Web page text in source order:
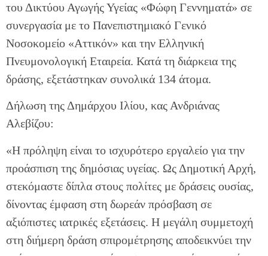
του Δικτύου Αγωγής Υγείας «Φώφη Γεννηματά» σε
συνεργασία με το Πανεπιστημιακό Γενικό
Νοσοκομείο «Αττικόν» και την Ελληνική
Πνευμονολογική Εταιρεία. Κατά τη διάρκεια της
δράσης, εξετάστηκαν συνολικά 134 άτομα.
Δήλωση της Δημάρχου Ιλίου, κας Ανδριάνας
Αλεβίζου:
«Η πρόληψη είναι το ισχυρότερο εργαλείο για την
προάσπιση της δημόσιας υγείας. Ως Δημοτική Αρχή,
στεκόμαστε δίπλα στους πολίτες με δράσεις ουσίας,
δίνοντας έμφαση στη δωρεάν πρόσβαση σε
αξιόπιστες ιατρικές εξετάσεις. Η μεγάλη συμμετοχή
στη διήμερη δράση σπιρομέτρησης αποδεικνύει την